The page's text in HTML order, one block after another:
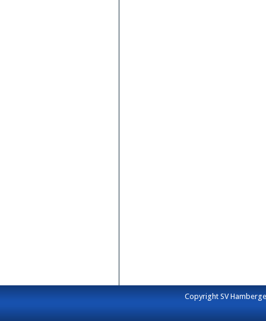
Copyright SV